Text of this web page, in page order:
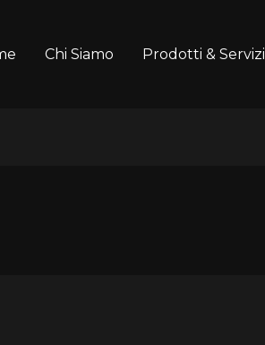
Chi Siamo Prodotti & Servizi